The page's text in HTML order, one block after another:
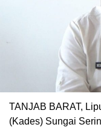
TANJAB BARAT,
(Kades) Sungai